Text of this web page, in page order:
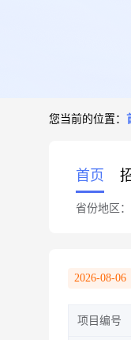
您当前的位置：
首页
省份地区：
2026-08-06
项目编号